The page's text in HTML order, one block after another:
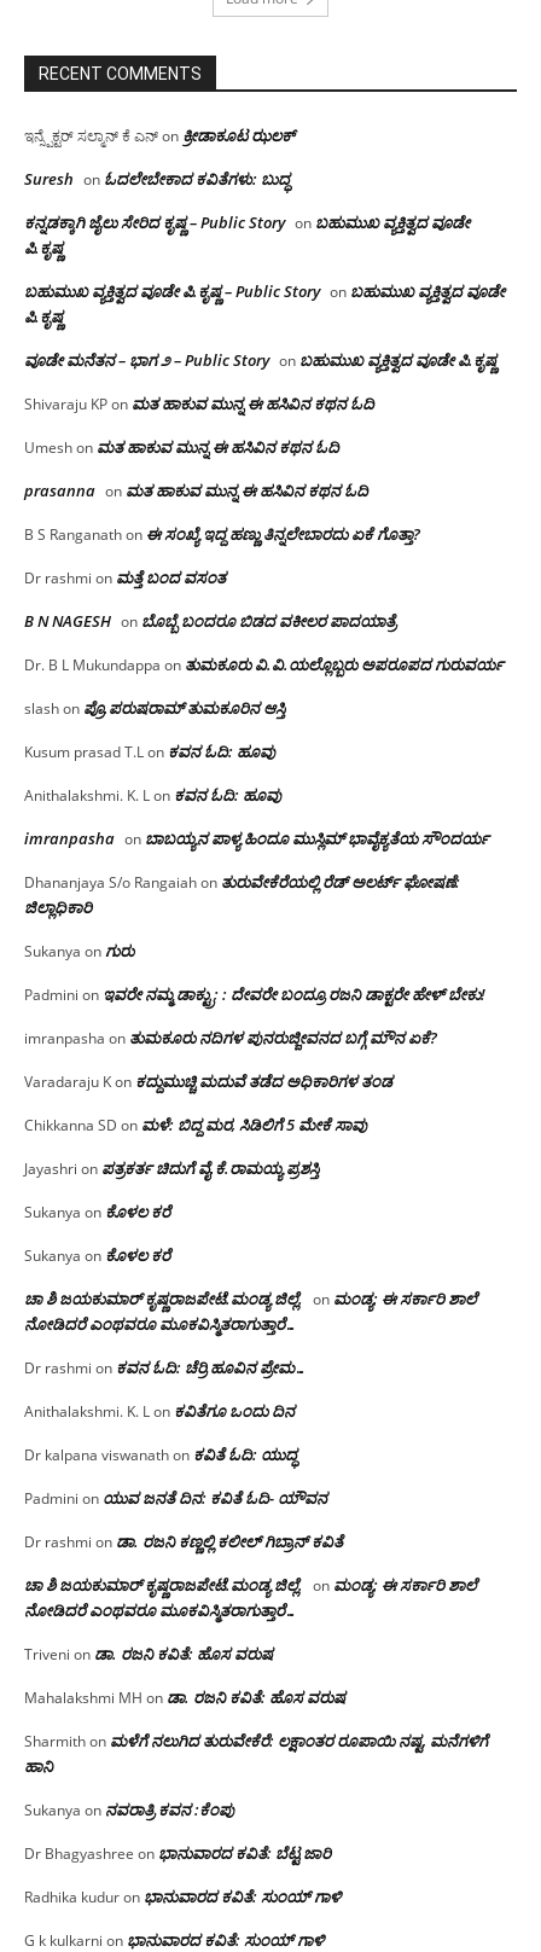
RECENT COMMENTS
ಇನ್ಸ್ಪೆಕ್ಟರ್ ಸಲ್ಮಾನ್ ಕೆ ಎನ್on ಕ್ರೀಡಾಕೂಟ ಝಲಕ್
Suresh on ಓದಲೇಬೇಕಾದ‌ ಕವಿತೆಗಳು: ಬುದ್ಧ
ಕನ್ನಡಕ್ಕಾಗಿ ಜೈಲು ಸೇರಿದ ಕೃಷ್ಣ – Public Story on ಬಹುಮುಖ ವ್ಯಕ್ತಿತ್ವದ ವೂಡೇ
ಪಿ.ಕೃಷ್ಣ
ಬಹುಮುಖ ವ್ಯಕ್ತಿತ್ವದ ವೂಡೇ ಪಿ.ಕೃಷ್ಣ – Public Story on ಬಹುಮುಖ ವ್ಯಕ್ತಿತ್ವದ ವೂಡೇ
ಪಿ.ಕೃಷ್ಣ
ವೂಡೇ ಮನೆತನ – ಭಾಗ ೨ – Public Story on ಬಹುಮುಖ ವ್ಯಕ್ತಿತ್ವದ ವೂಡೇ ಪಿ.ಕೃಷ್ಣ
Shivaraju KPon ಮತ ಹಾಕುವ ಮುನ್ನ ಈ ಹಸಿವಿನ ಕಥನ ಓದಿ
Umeshon ಮತ ಹಾಕುವ ಮುನ್ನ ಈ ಹಸಿವಿನ ಕಥನ ಓದಿ
prasanna on ಮತ ಹಾಕುವ ಮುನ್ನ ಈ ಹಸಿವಿನ ಕಥನ ಓದಿ
B S Ranganathon ಈ ಸಂಖ್ಯೆ ಇದ್ದ ಹಣ್ಣು ತಿನ್ನಲೇಬಾರದು ಏಕೆ ಗೊತ್ತಾ?
Dr rashmi on ಮತ್ತೆ ಬಂದ ವಸಂತ
B N NAGESH on ಬೊಬ್ಬೆ ಬಂದರೂ ಬಿಡದ ವಕೀಲರ ಪಾದಯಾತ್ರೆ
Dr. B L Mukundappa on ತುಮಕೂರು‌ ವಿ.ವಿ.ಯಲ್ಲೊಬ್ಬರು ಅಪರೂಪದ ಗುರುವರ್ಯ
slashon ಪ್ರೊ.ಪರುಷರಾಮ್ ತುಮಕೂರಿನ ಆಸ್ತಿ
Kusum prasad T.Lon ಕವನ ಓದಿ: ಹೂವು
Anithalakshmi. K. Lon ಕವನ ಓದಿ: ಹೂವು
imranpasha on ಬಾಬಯ್ಯನ ಪಾಳ್ಯ ಹಿಂದೂ ಮುಸ್ಲಿಮ್ ಭಾವೈಕ್ಯತೆಯ ಸೌಂದರ್ಯ
Dhananjaya S/o Rangaiahon ತುರುವೇಕೆರೆಯಲ್ಲಿ ರೆಡ್ ಅಲರ್ಟ್ ಘೋಷಣೆ:
ಜಿಲ್ಲಾಧಿಕಾರಿ
Sukanya onಗುರು
Padmini on ಇವರೇ ನಮ್ಮ ಡಾಕ್ಟ್ರು; : ದೇವರೇ ಬಂದ್ರೂ ರಜನಿ ಡಾಕ್ಟರೇ ಹೇಳ್ ಬೇಕು!
imranpasha on ತುಮಕೂರು ನದಿಗಳ ಪುನರುಜ್ಜೀವನದ ಬಗ್ಗೆ ಮೌನ ಏಕೆ?
Varadaraju Kon ಕದ್ದುಮುಚ್ಚಿ ಮದುವೆ ತಡೆದ ಅಧಿಕಾರಿಗಳ ತಂಡ
Chikkanna SD on ಮಳೆ: ಬಿದ್ದ ಮರ, ಸಿಡಿಲಿಗೆ 5 ಮೇಕೆ ಸಾವು
Jayashri on ಪತ್ರಕರ್ತ ಚಿದುಗೆ ವೈ.ಕೆ.ರಾಮಯ್ಯ ಪ್ರಶಸ್ತಿ
Sukanya on ಕೊಳಲ ಕರೆ
Sukanya on ಕೊಳಲ ಕರೆ
ಚಾ ಶಿ ಜಯಕುಮಾರ್ ಕೃಷ್ಣರಾಜಪೇಟೆ.ಮಂಡ್ಯ ಜಿಲ್ಲೆ. on ಮಂಡ್ಯ: ಈ ಸರ್ಕಾರಿ ಶಾಲೆ
ನೋಡಿದರೆ ಎಂಥವರೂ ಮೂಕವಿಸ್ಮಿತರಾಗುತ್ತಾರೆ…
Dr rashmi on ಕವನ ಓದಿ: ಚೆರ್ರಿ ಹೂವಿನ ಪ್ರೇಮ…
Anithalakshmi. K. Lon ಕವಿತೆಗೂ ಒಂದು ದಿನ
Dr kalpana viswanathon ಕವಿತೆ ಓದಿ: ಯುದ್ಧ
Padmini on ಯುವ ಜನತೆ ದಿನ: ಕವಿತೆ ಓದಿ- ಯೌವನ
Dr rashmi on ಡಾ. ರಜನಿ‌ ಕಣ್ಣಲ್ಲಿ ಕಲೀಲ್ ಗಿಬ್ರಾನ್ ಕವಿತೆ
ಚಾ ಶಿ ಜಯಕುಮಾರ್ ಕೃಷ್ಣರಾಜಪೇಟೆ.ಮಂಡ್ಯ ಜಿಲ್ಲೆ. on ಮಂಡ್ಯ: ಈ ಸರ್ಕಾರಿ ಶಾಲೆ
ನೋಡಿದರೆ ಎಂಥವರೂ ಮೂಕವಿಸ್ಮಿತರಾಗುತ್ತಾರೆ…
Triveni on ಡಾ. ರಜನಿ ಕವಿತೆ: ಹೊಸ ವರುಷ
Mahalakshmi MH on ಡಾ. ರಜನಿ ಕವಿತೆ: ಹೊಸ ವರುಷ
Sharmithon ಮಳೆಗೆ ನಲುಗಿದ ತುರುವೇಕೆರೆ: ಲಕ್ಷಾಂತರ ರೂಪಾಯಿ ನಷ್ಟ, ಮನೆಗಳಿಗೆ
ಹಾನಿ
Sukanya on ನವರಾತ್ರಿ ಕವನ :ಕೆಂಪು
Dr Bhagyashree on ಭಾನುವಾರದ ಕವಿತೆ: ಬೆಟ್ಟ ಜಾರಿ
Radhika kuduron ಭಾನುವಾರದ ಕವಿತೆ: ಸುಂಯ್ ಗಾಳಿ
G k kulkarni on ಭಾನುವಾರದ ಕವಿತೆ: ಸುಂಯ್ ಗಾಳಿ